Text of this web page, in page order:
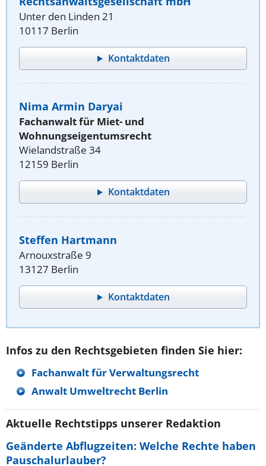
Unter den Linden 21
10117 Berlin
Kontaktdaten
Nima Armin Daryai
Fachanwalt für Miet- und
Wohnungseigentumsrecht
Wielandstraße 34
12159 Berlin
Kontaktdaten
Steffen Hartmann
Arnouxstraße 9
13127 Berlin
Kontaktdaten
Infos zu den Rechtsgebieten finden Sie hier:
Fachanwalt für Verwaltungsrecht
Anwalt Umweltrecht Berlin
Aktuelle Rechtstipps unserer Redaktion
Geänderte Abflugzeiten: Welche Rechte haben
Pauschalurlauber?